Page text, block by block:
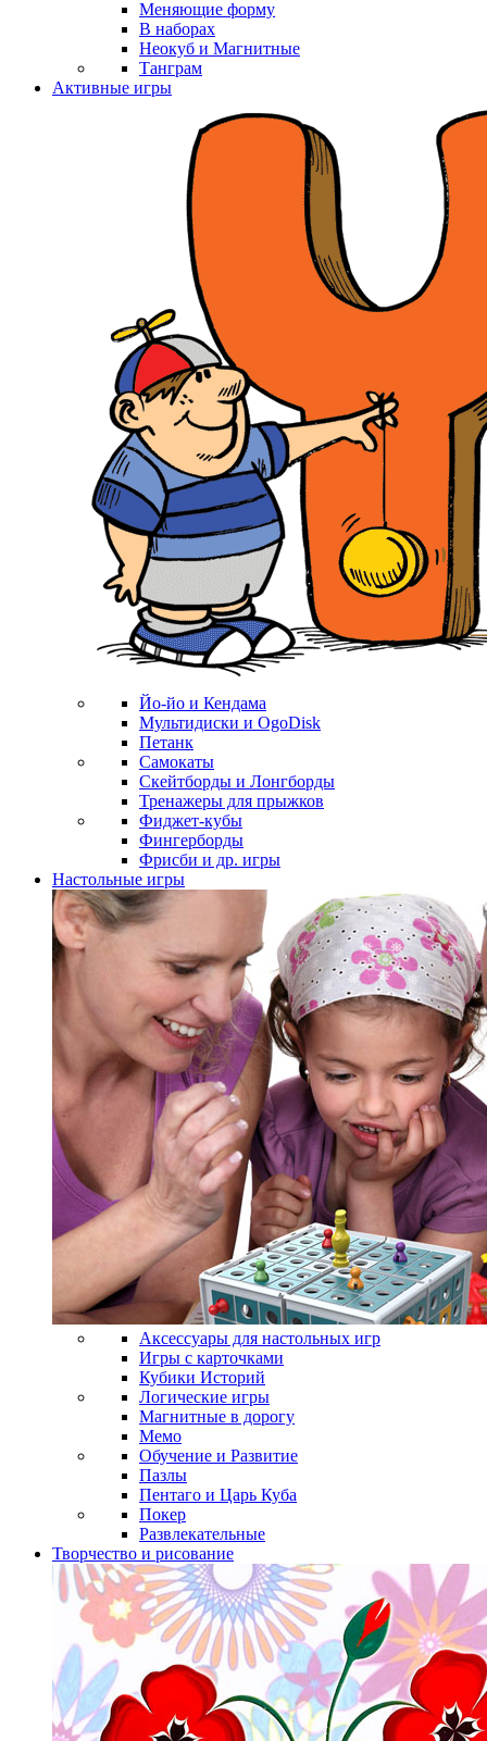
Меняющие форму
В наборах
Неокуб и Магнитные
Танграм
Активные игры
Йо-йо и Кендама
Мультидиски и OgoDisk
Петанк
Самокаты
Скейтборды и Лонгборды
Тренажеры для прыжков
Фиджет-кубы
Фингерборды
Фрисби и др. игры
Настольные игры
Аксессуары для настольных игр
Игры с карточками
Кубики Историй
Логические игры
Магнитные в дорогу
Мемо
Обучение и Развитие
Пазлы
Пентаго и Царь Куба
Покер
Развлекательные
Творчество и рисование